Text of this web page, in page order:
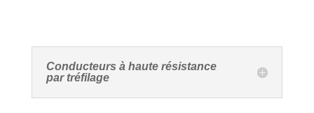
Conducteurs à haute résistance
par tréfilage